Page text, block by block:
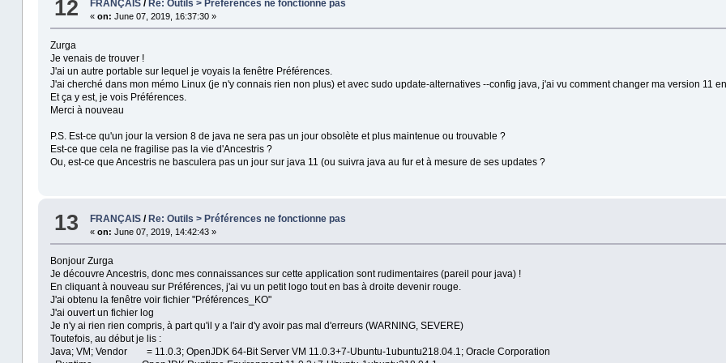
12 FRANÇAIS / Re: Outils > Préférences ne fonctionne pas
«on: June 07, 2019, 16:37:30 »
Zurga
Je venais de trouver !
J'ai un autre portable sur lequel je voyais la fenêtre Préférences.
J'ai cherché dans mon mémo Linux (je n'y connais rien non plus) et avec sudo update-alternatives --config java, j'ai vu comment changer ma version 11
Et ça y est, je vois Préférences.
Merci à nouveau
P.S. Est-ce qu'un jour la version 8 de java ne sera pas un jour obsolète et plus maintenue ou trouvable ?
Est-ce que cela ne fragilise pas la vie d'Ancestris ?
Ou, est-ce que Ancestris ne basculera pas un jour sur java 11 (ou suivra java au fur et à mesure de ses updates ?
13 FRANÇAIS /Re: Outils > Préférences ne fonctionne pas
«on: June 07, 2019, 14:42:43 »
Bonjour Zurga
Je découvre Ancestris, donc mes connaissances sur cette application sont rudimentaires (pareil pour java) !
En cliquant à nouveau sur Préférences, j'ai vu un petit logo tout en bas à droite devenir rouge.
J'ai obtenu la fenêtre voir fichier "Préférences_KO"
J'ai ouvert un fichier log
Je n'y ai rien rien compris, à part qu'il y a l'air d'y avoir pas mal d'erreurs (WARNING, SEVERE)
Toutefois, au début je lis :
Java; VM; Vendor = 11.0.3; OpenJDK 64-Bit Server VM 11.0.3+7-Ubuntu-1ubuntu218.04.1; Oracle Corporation